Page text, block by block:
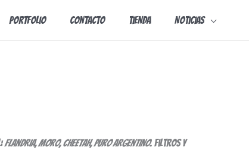
Portfolio Contacto Tienda Noticias
Flandria, Moro, Cheetah, Puro Argentino. Filtros y